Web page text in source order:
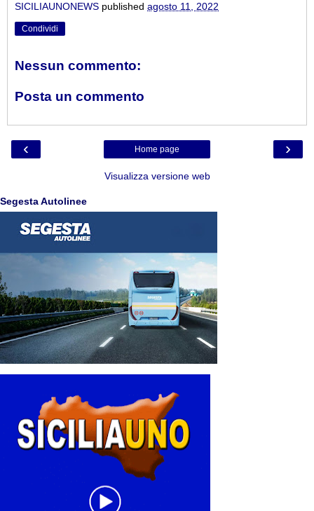
SICILIAUNONEWS published agosto 11, 2022
Condividi
Nessun commento:
Posta un commento
‹ ›
Home page
Visualizza versione web
Segesta Autolinee